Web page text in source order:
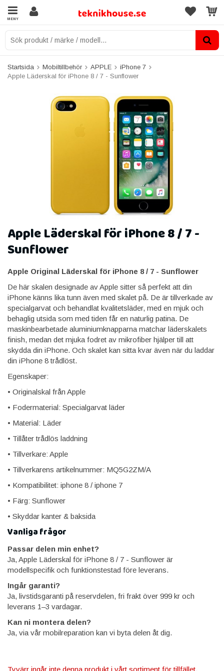
MENY
Startsida Mobiltillbehör APPLE
iPhone 7
Apple Läderskal för iPhone 8 / 7 - Sunflower
Apple Läderskal för iPhone 8 / 7 -
Sunflower
Apple Original ​Läderskal för iPhone 8 / 7 - Sunflower​
De här skalen designade av Apple sitter så perfekt att din
iPhone känns lika tunn även med skalet på. De är tillverkade av
specialgarvat och behandlat kvalitetsläder, med en mjuk och
behaglig utsida som med tiden får en naturlig patina. De
maskinbearbetade aluminiumknapparna matchar läderskalets
finish, medan det mjuka fodret av mikrofiber hjälper till att
skydda din iPhone. Och skalet kan sitta kvar även när du laddar
din iPhone 8 trådlöst.
Egenskaper:
• Originalskal från Apple
• Fodermaterial: Specialgarvat läder
• Material: Läder
• Tillåter trådlös laddning
• Tillverkare: Apple
• Tillverkarens artikelnummer: MQ5G2ZM/A
• Kompatibilitet: iphone 8 / iphone 7
• Färg: Sunflower
• Skyddar kanter & baksida
Vanliga frågor
Passar delen min enhet?
Ja, Apple Läderskal för iPhone 8 / 7 - Sunflower är
modellspecifik och funktionstestad före leverans.
Ingår garanti?
Ja, livstidsgaranti på reservdelen, fri frakt över 999 kr och
leverans 1–3 vardagar.
Kan ni montera delen?
Ja, via vår mobilreparation kan vi byta delen åt dig.
Tyvärr ingår inte denna produkt i vårt sortiment för tillfället.